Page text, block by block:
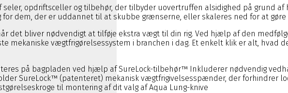
af seler, opdriftsceller og tilbehør, der tilbyder uovertruffen alsidighed på grund
for dem, der er uddannet til at skubbe grænserne, eller skaleres ned for at
det bliver nødvendigt at tilføje ekstra vægt til din rig. Ved hjælp af den
mekaniske vægtfrigørelsessystem i branchen i dag. Et enkelt klik er alt, hvad
på bagpladen ved hjælp af SureLock-tilbehør™ Inkluderer nødvendig
SureLock™ (patenteret) mekanisk vægtfrigivelsesspænder, der forhindrer
til montering af dit valg af Aqua Lung-knive